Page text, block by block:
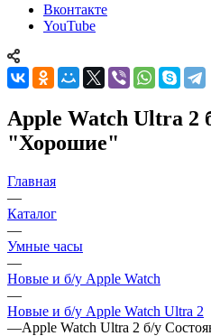
Вконтакте
YouTube
Apple Watch Ultra 2
"Хорошие"
Главная
—
Каталог
—
Умные часы
—
Новые и б/у Apple Watch
—
Новые и б/у Apple Watch Ultra 2
—Apple Watch Ultra 2 б/у